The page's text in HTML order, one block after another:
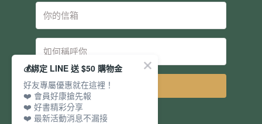
💰綁定 LINE 送 $50 購物金
好友專屬優惠就在這裡！
❤️ 會員好康搶先報
❤️ 好書精彩分享
❤️ 最新活動消息不漏接